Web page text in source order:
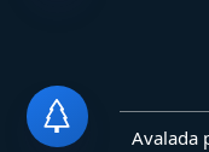
Avalada